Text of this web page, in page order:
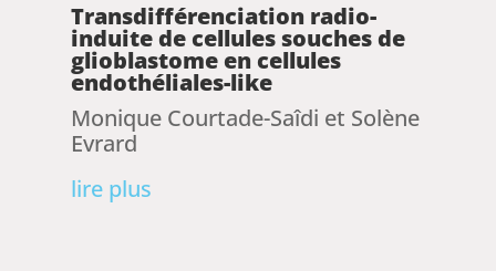
Transdifférenciation radio-
induite de cellules souches de
glioblastome en cellules
endothéliales-like
Monique Courtade-Saîdi et Solène
Evrard
lire plus